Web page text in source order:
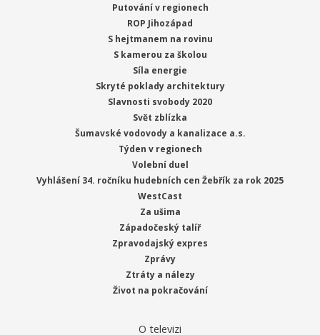
Putování v regionech
ROP Jihozápad
S hejtmanem na rovinu
S kamerou za školou
Síla energie
Skryté poklady architektury
Slavnosti svobody 2020
Svět zblízka
Šumavské vodovody a kanalizace a.s.
Týden v regionech
Volební duel
Vyhlášení 34. ročníku hudebních cen Žebřík za rok 2025
WestCast
Za ušima
Západočeský talíř
Zpravodajský expres
Zprávy
Ztráty a nálezy
Život na pokračování
O televizi